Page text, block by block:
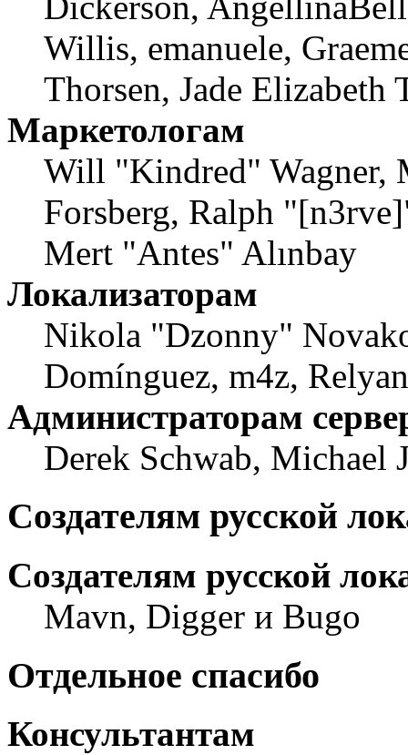
Willis, emanuele,
Thorsen, Jade Elizabeth
Маркетологам
Will "Kindred" Wagner,
Forsberg, Ralph
Mert "Antes" Alınbay
Локализаторам
Nikola "Dzonny"
Domínguez, m4z,
Администраторам
Derek Schwab,
Создателям русской
Создателям русской
Mavn, Digger и Bugo
Отдельное спасибо
Консультантам